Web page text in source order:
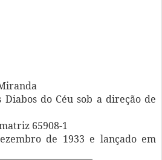
Diabos do Céu sob a direção de
65908-1
de 1933 e lançado em